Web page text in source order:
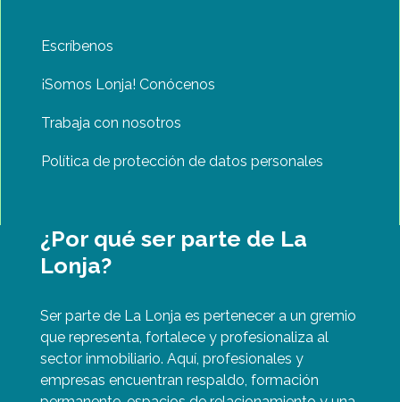
Escríbenos
¡Somos Lonja! Conócenos
Trabaja con nosotros
Política de protección de datos personales
¿Por qué ser parte de La
Lonja?
Ser parte de La Lonja es pertenecer a un gremio
que representa, fortalece y profesionaliza al
sector inmobiliario. Aquí, profesionales y
empresas encuentran respaldo, formación